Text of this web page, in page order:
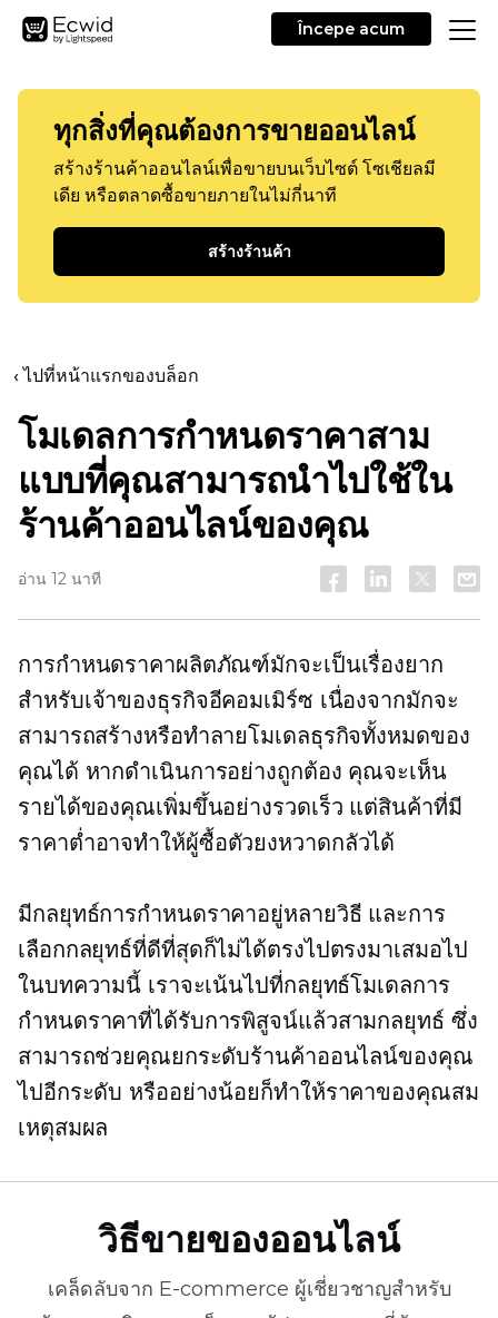
Începe acum
ทุกสิ่งที่คุณต้องการขายออนไลน์
สร้างร้านค้าออนไลน์เพื่อขายบนเว็บไซต์ โซเชียลมี
เดีย หรือตลาดซื้อขายภายในไม่กี่นาที
สร้างร้านค้า
‹ ไปที่หน้าแรกของบล็อก
โมเดลการกำหนดราคาสาม
แบบที่คุณสามารถนำไปใช้ใน
ร้านค้าออนไลน์ของคุณ
อ่าน 12 นาที
การกำหนดราคาผลิตภัณฑ์มักจะเป็นเรื่องยาก
สำหรับเจ้าของธุรกิจอีคอมเมิร์ซ เนื่องจากมักจะ
สามารถสร้างหรือทำลายโมเดลธุรกิจทั้งหมดของ
คุณได้ หากดำเนินการอย่างถูกต้อง คุณจะเห็น
รายได้ของคุณเพิ่มขึ้นอย่างรวดเร็ว แต่สินค้าที่มี
ราคาต่ำอาจทำให้ผู้ซื้อตัวยงหวาดกลัวได้
มีกลยุทธ์การกำหนดราคาอยู่หลายวิธี และการ
เลือกกลยุทธ์ที่ดีที่สุดก็ไม่ได้ตรงไปตรงมาเสมอไป
ในบทความนี้ เราจะเน้นไปที่กลยุทธ์โมเดลการ
กำหนดราคาที่ได้รับการพิสูจน์แล้วสามกลยุทธ์ ซึ่ง
สามารถช่วยคุณยกระดับร้านค้าออนไลน์ของคุณ
ไปอีกระดับ หรืออย่างน้อยก็ทำให้ราคาของคุณสม
เหตุสมผล
วิธีขายของออนไลน์
เคล็ดลับจาก E-commerce ผู้เชี่ยวชาญสำหรับ